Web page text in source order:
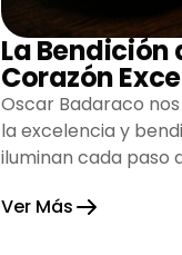
La Bendición
Corazón
Oscar Badaraco
la excelencia y
iluminan cada paso
gratitud y fortaleza.
Ver Más